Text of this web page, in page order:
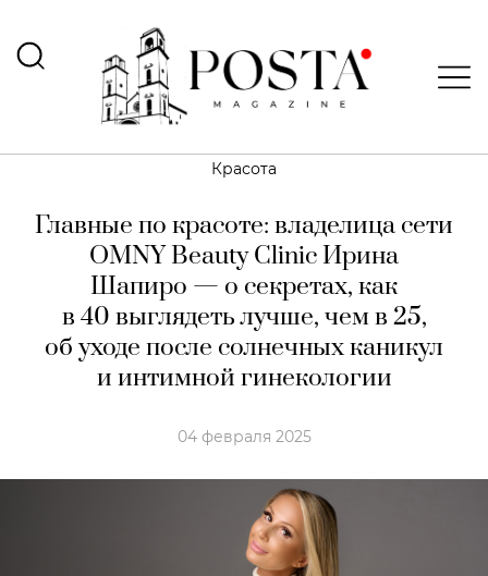
Красота
Главные по красоте: владелица сети
OMNY Beauty ClinicИрина
Шапиро — о секретах, как
в 40 выглядеть лучше, чем в 25,
об уходе после солнечных каникул
и интимной гинекологии
04 февраля 2025